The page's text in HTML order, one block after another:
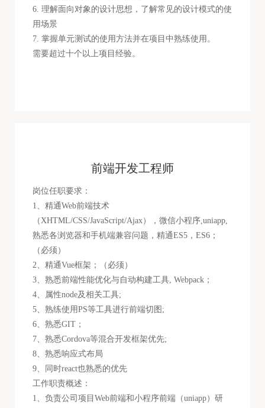
6. 理解面向对象的设计思想，了解常见的设计模式的使
用场景
7. 掌握单元测试的使用方法并在项目中熟练使用。
需要超过十个以上项目经验。
前端开发工程师
岗位任职要求：
1、精通Web前端技术
（XHTML/CSS/JavaScript/Ajax），微信小程序,uniapp,
熟悉各浏览器和手机端兼容问题，精通ES5，ES6；
（必须）
2、精通Vue框架；（必须）
3、熟悉前端性能优化与自动构建工具, Webpack；
4、属性node及相关工具;
5、熟练使用PS等工具进行前端切图;
6、熟悉GIT；
7、熟悉Cordova等混合开发框架优先;
8、熟悉响应式布局
9、同时react也熟悉的优先
工作职责概述：
1、负责公司项目Web前端和小程序前端（uniapp）研